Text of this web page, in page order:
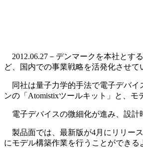
2012.06.27－デンマークを本社とす
ど、国内での事業戦略を活発化させ
同社は量子力学的手法で電子デバイ
ンの「Atomistixツールキット」と、
電子デバイスの微細化が進み、設計
製品面では、最新版が4月にリリー
にモデル構築作業を行うことができ